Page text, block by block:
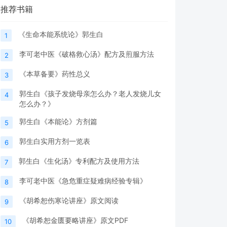
推荐书籍
1 《生命本能系统论》郭生白
2 李可老中医《破格救心汤》配方及煎服方法
3 《本草备要》药性总义
4
郭生白《孩子发烧母亲怎么办？老人发烧儿女
怎么办？》
5 郭生白《本能论》方剂篇
6 郭生白实用方剂一览表
7 郭生白《生化汤》专利配方及使用方法
8 李可老中医《急危重症疑难病经验专辑》
9 《胡希恕伤寒论讲座》原文阅读
10 《胡希恕金匮要略讲座》原文PDF